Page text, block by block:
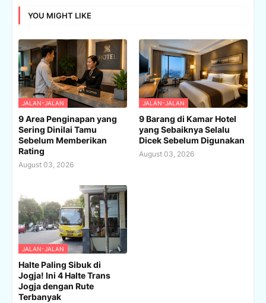
YOU MIGHT LIKE
JALAN-JALAN
9 Area Penginapan yang
Sering Dinilai Tamu
Sebelum Memberikan
Rating
August 03, 2026
JALAN-JALAN
9 Barang di Kamar Hotel
yang Sebaiknya Selalu
Dicek Sebelum Digunakan
August 03, 2026
JALAN-JALAN
Halte Paling Sibuk di
Jogja! Ini 4 Halte Trans
Jogja dengan Rute
Terbanyak